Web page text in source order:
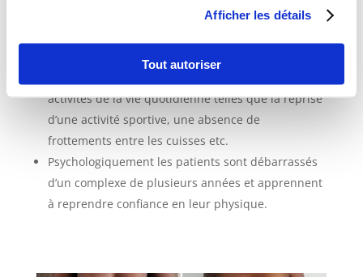
Afficher les détails
Tout autoriser
porter des habits ajustés à leur nouvelle silhouette
activités de la vie quotidienne telles que la reprise
d’une activité sportive, une absence de
frottements entre les cuisses etc.
Psychologiquement les patients sont débarrassés
d’un complexe de plusieurs années et apprennent
à reprendre confiance en leur physique.